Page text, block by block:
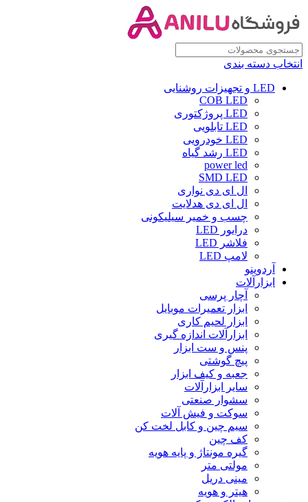
انتخاب دسته بندی
LED و تجهیزات روشنایی
COB LED
LED پروژکتوری
LED تابلویی
LED خودرویی
LED رشد گیاه
power led
SMD LED
ال ای دی نواری
ال ای دی هدلایت
چسب و خمیر سیلیکونی
درایور LED
فلاشر LED
لامپ LED
آردوینو
ابزارآلات
آچار پرسی
ابزار تعمیرات موبایل
ابزار لحیم کاری
ابزارآلات اندازه گیری
پنس و ست ابزار
پیچ گوشتی
جعبه و کیف ابزار
سایر ابزارآلات
سشوار صنعتی
سوکت و فیش آلات
سیم چین و کابل لخت کن
کف چین
گیره مونتاژ و پایه هویه
مولتی متر
مینی دریل
هیتر و هویه